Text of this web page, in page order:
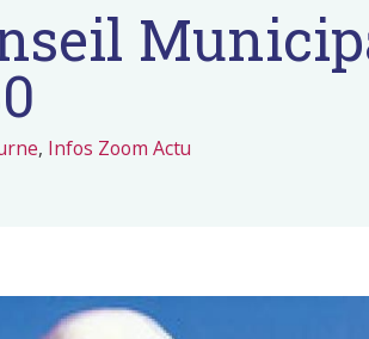
, Infos Zoom Actu